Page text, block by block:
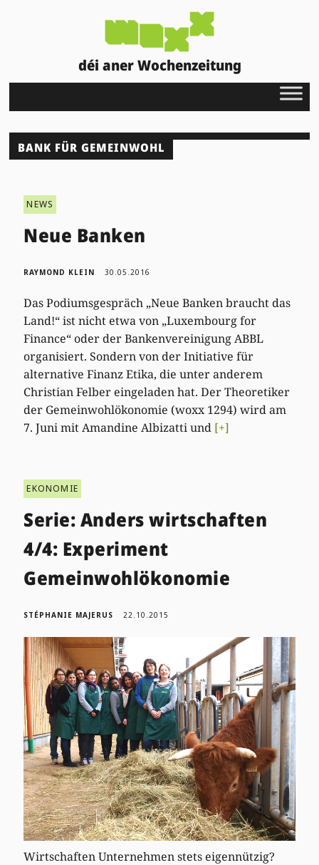
déi aner Wochenzeitung
BANK FÜR GEMEINWOHL
NEWS
Neue Banken
RAYMOND KLEIN 30.05.2016
Das Podiumsgespräch „Neue Banken braucht das
Land!“ ist nicht etwa von „Luxembourg for
Finance“ oder der Bankenvereinigung ABBL
organisiert. Sondern von der Initiative für
alternative Finanz Etika, die unter anderem
Christian Felber eingeladen hat. Der Theoretiker
der Gemeinwohlökonomie (woxx 1294) wird am
7. Juni mit Amandine Albizatti und [+]
EKONOMIE
Serie: Anders wirtschaften
4/4: Experiment
Gemeinwohlökonomie
STÉPHANIE MAJERUS 22.10.2015
Wirtschaften Unternehmen stets eigennützig?